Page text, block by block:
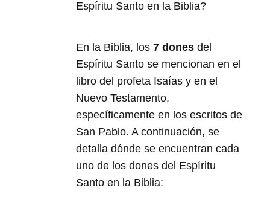
Espíritu Santo en la Biblia?
En la Biblia, los 7 dones del
Espíritu Santo se mencionan en el
libro del profeta Isaías y en el
Nuevo Testamento,
específicamente en los escritos de
San Pablo. A continuación, se
detalla dónde se encuentran cada
uno de los dones del Espíritu
Santo en la Biblia: